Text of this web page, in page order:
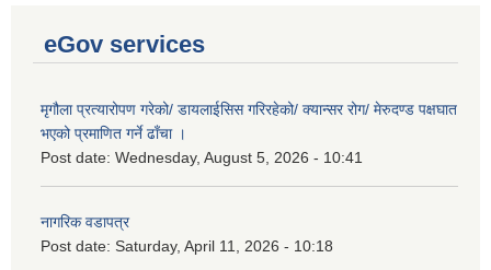
eGov services
मृगौला प्रत्यारोपण गरेको/ डायलाईसिस गरिरहेको/ क्यान्सर रोग/ मेरुदण्ड पक्षघात
भएको प्रमाणित गर्ने ढाँचा ।
Post date: Wednesday, August 5, 2026 - 10:41
नागरिक वडापत्र
Post date: Saturday, April 11, 2026 - 10:18